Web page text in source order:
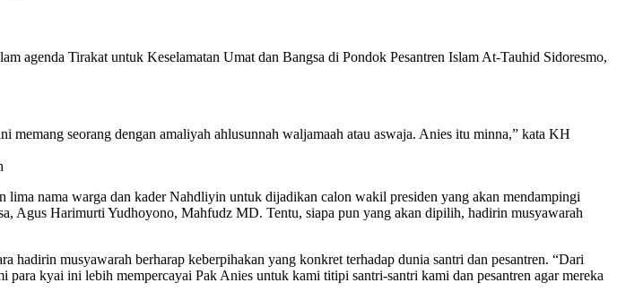
agenda Tirakat untuk Keselamatan Umat dan Bangsa di Pondok Pesantren Islam At-Tauhid Sidoresmo,
seorang dengan amaliyah ahlusunnah waljamaah atau aswaja. Anies itu minna,” kata KH
nama warga dan kader Nahdliyin untuk dijadikan calon wakil presiden yang akan mendampingi
Agus Harimurti Yudhoyono, Mahfudz MD. Tentu, siapa pun yang akan dipilih, hadirin musyawarah
musyawarah berharap keberpihakan yang konkret terhadap dunia santri dan pesantren. “Dari
kyai ini lebih mempercayai Pak Anies untuk kami titipi santri-santri kami dan pesantren agar mereka